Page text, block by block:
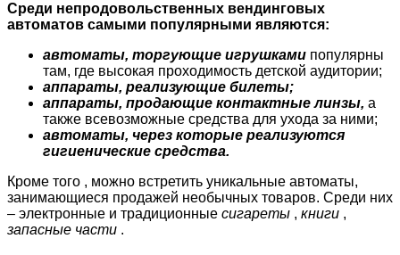
Среди непродовольственных вендинговых
автоматов самыми популярными являются:
автоматы, торгующие игрушками популярны
там, где высокая проходимость детской аудитории;
аппараты, реализующие билеты;
аппараты, продающие контактные линзы, а
также всевозможные средства для ухода за ними;
автоматы, через которые реализуются
гигиенические средства.
Кроме того , можно встретить уникальные автоматы,
занимающиеся продажей необычных товаров. Среди них
– электронные и традиционные сигареты , книги ,
запасные части .